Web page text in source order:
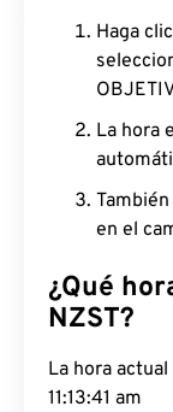
Haga
La hora
en el
¿Qué
NZST?
La hora
11:13:42 am